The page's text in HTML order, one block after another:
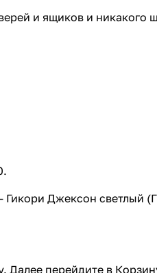
и ящиков и никакого
Джексон светлый
Далее перейдите в